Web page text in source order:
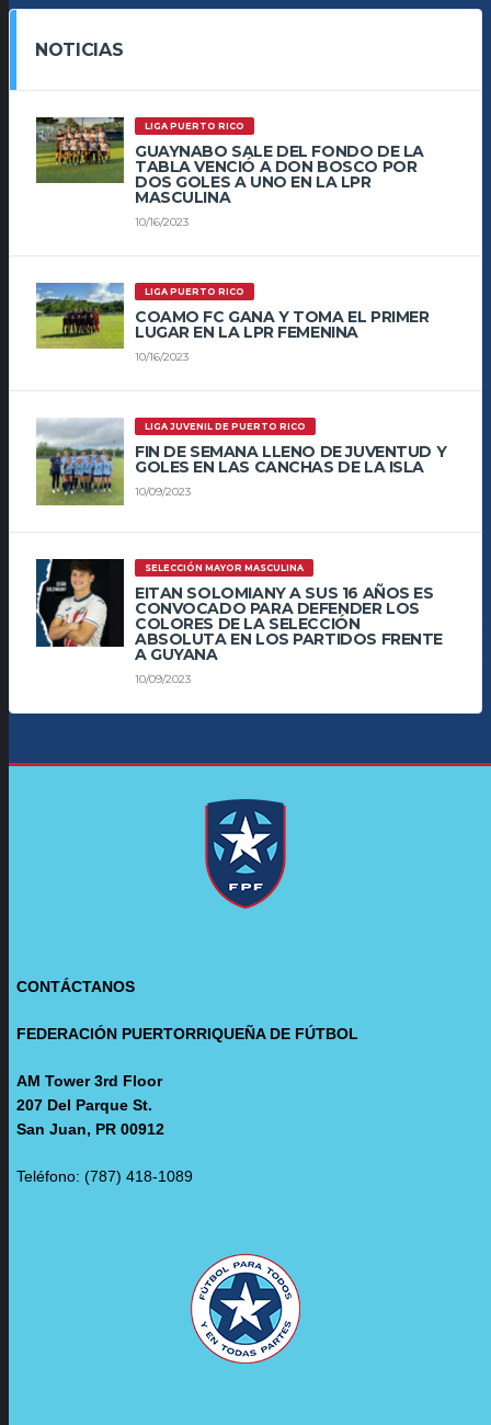
NOTICIAS
LIGA PUERTO RICO
GUAYNABO SALE DEL FONDO DE LA
TABLA VENCIÓ A DON BOSCO POR
DOS GOLES A UNO EN LA LPR
MASCULINA
10/16/2023
LIGA PUERTO RICO
COAMO FC GANA Y TOMA EL PRIMER
LUGAR EN LA LPR FEMENINA
10/16/2023
LIGA JUVENIL DE PUERTO RICO
FIN DE SEMANA LLENO DE JUVENTUD Y
GOLES EN LAS CANCHAS DE LA ISLA
10/09/2023
SELECCIÓN MAYOR MASCULINA
EITAN SOLOMIANY A SUS 16 AÑOS ES
CONVOCADO PARA DEFENDER LOS
COLORES DE LA SELECCIÓN
ABSOLUTA EN LOS PARTIDOS FRENTE
A GUYANA
10/09/2023
CONTÁCTANOS
FEDERACIÓN PUERTORRIQUEÑA DE FÚTBOL
AM Tower 3rd Floor
207 Del Parque St.
San Juan, PR 00912
Teléfono: (787) 418-1089